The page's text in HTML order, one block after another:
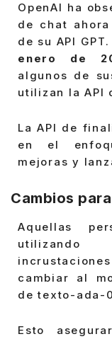
OpenAI ha
de chat
de su API
enero de
algunos de
utilizan la API
La API de
en el
mejoras y
Cambios
Aquellas
utilizando
cambiar al
de texto-ada-
Esto